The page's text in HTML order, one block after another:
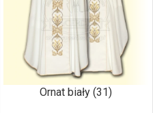
Ornat biały (31)